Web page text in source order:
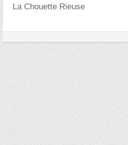
La Chouette Rieuse